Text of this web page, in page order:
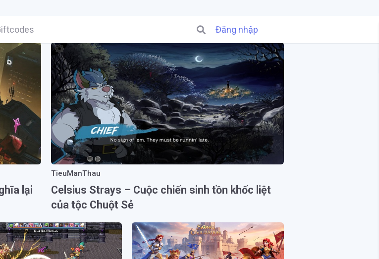
Đăng nhập
lại
TieuManThau
Celsius Strays – Cuộc chiến sinh tồn khốc liệt
của tộc Chuột Sẻ